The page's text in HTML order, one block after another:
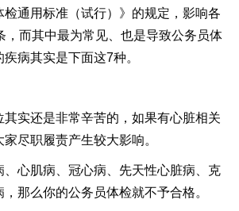
通用标准（试行）》的规定，影响各
，而其中最为常见、也是导致公务员体
病其实是下面这7种。
实还是非常辛苦的，如果有心脏相关
尽职履责产生较大影响。
心肌病、冠心病、先天性心脏病、克
那么你的公务员体检就不予合格。